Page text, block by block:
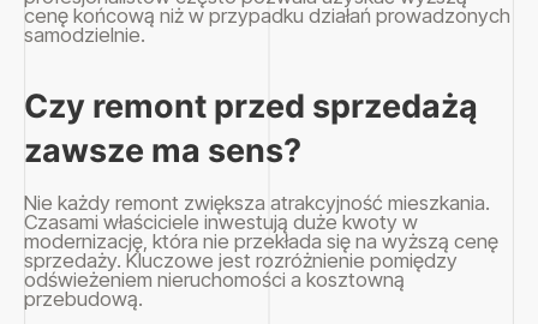
cenę końcową niż w przypadku działań prowadzonych
samodzielnie.
Czy remont przed sprzedażą
zawsze ma sens?
Nie każdy remont zwiększa atrakcyjność mieszkania.
Czasami właściciele inwestują duże kwoty w
modernizację, która nie przekłada się na wyższą cenę
sprzedaży. Kluczowe jest rozróżnienie pomiędzy
odświeżeniem nieruchomości a kosztowną
przebudową.